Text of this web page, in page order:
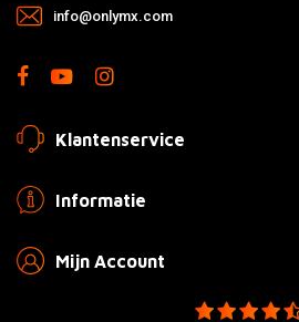
info@onlymx.com
Klantenservice
Informatie
Mijn Account